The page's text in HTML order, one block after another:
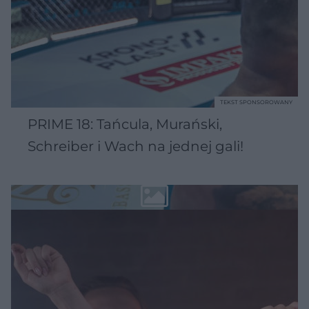
PRIME 18: Tańcula, Murański,
Schreiber i Wach na jednej gali!
TEKST SPONSOROWANY